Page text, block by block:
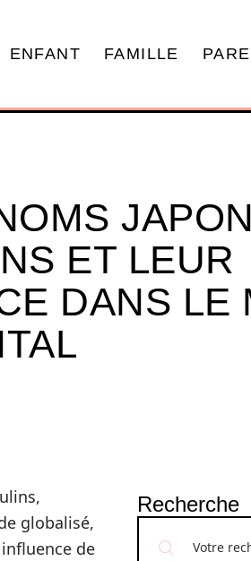
ENFANT FAMILLE
ET LEUR
DANS LE
globalisé,
de
Recherche